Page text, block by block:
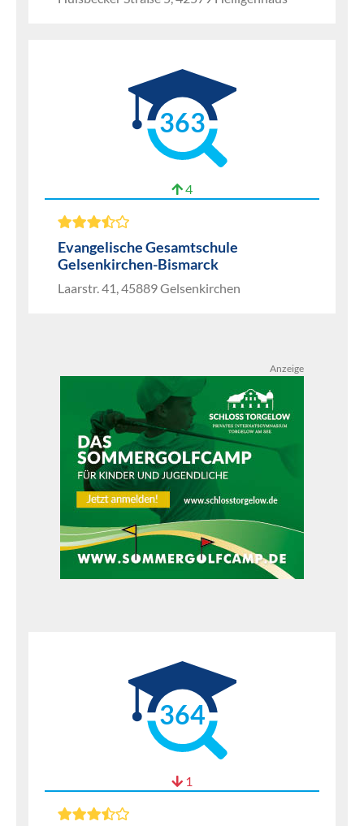
363
4
Evangelische Gesamtschule
Gelsenkirchen-Bismarck
Laarstr. 41, 45889 Gelsenkirchen
Anzeige
364
1